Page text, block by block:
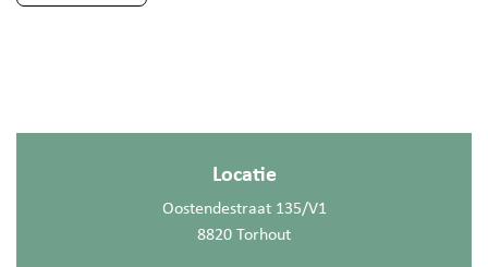
Locatie
Oostendestraat 135/V1
8820 Torhout